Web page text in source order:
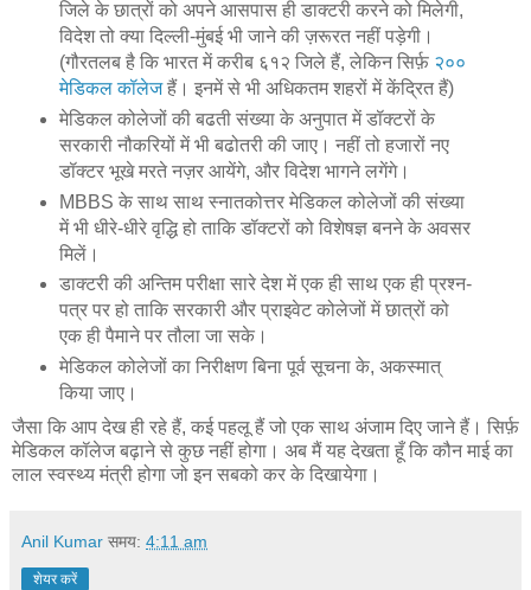
जिले के छात्रों को अपने आसपास ही डाक्टरी करने को मिलेगी,
विदेश तो क्या दिल्ली-मुंबई भी जाने की ज़रूरत नहीं पड़ेगी।
(गौरतलब है कि भारत में करीब ६१२ जिले हैं, लेकिन सिर्फ़ २००
मेडिकल कॉलेजहैं। इनमें से भी अधिकतम शहरों में केंद्रित हैं)
मेडिकल कोलेजों की बढती संख्या के अनुपात में डॉक्टरों के
सरकारी नौकरियों में भी बढोतरी की जाए। नहीं तो हजारों नए
डॉक्टर भूखे मरते नज़र आयेंगे, और विदेश भागने लगेंगे।
MBBS के साथ साथ स्नातकोत्तर मेडिकल कोलेजों की संख्या
में भी धीरे-धीरे वृद्धि हो ताकि डॉक्टरों को विशेषज्ञ बनने के अवसर
मिलें।
डाक्टरी की अन्तिम परीक्षा सारे देश में एक ही साथ एक ही प्रश्न-
पत्र पर हो ताकि सरकारी और प्राइवेट कोलेजों में छात्रों को
एक ही पैमाने पर तौला जा सके।
मेडिकल कोलेजों का निरीक्षण बिना पूर्व सूचना के, अकस्मात्
किया जाए।
जैसा कि आप देख ही रहे हैं, कई पहलू हैं जो एक साथ अंजाम दिए जाने हैं। सिर्फ़
मेडिकल कॉलेज बढ़ाने से कुछ नहीं होगा। अब मैं यह देखता हूँ कि कौन माई का
लाल स्वस्थ्य मंत्री होगा जो इन सबको कर के दिखायेगा।
Anil Kumar समय: 4:11 am
शेयर करें